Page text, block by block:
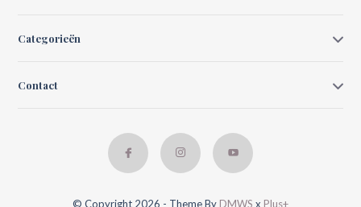
Categorieën
Contact
© Copyright 2026 - Theme By DMWS x Plus+